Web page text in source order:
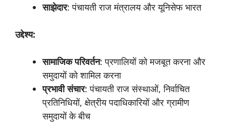
साझेदार: पंचायती राज मंत्रालय और यूनिसेफ भारत
उद्देश्य:
सामाजिकपरिवर्तन: प्रणालियों को मजबूत करना और
समुदायों को शामिल करना
प्रभावीसंचार: पंचायती राज संस्थाओं, निर्वाचित
प्रतिनिधियों, क्षेत्रीय पदाधिकारियों और ग्रामीण
समुदायों के बीच